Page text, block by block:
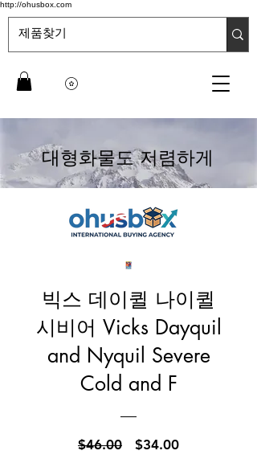
http://ohusbox.com
대형화물도 저렴하게
빅스 데이퀼 나이퀼
시비어 Vicks Dayquil
and Nyquil Severe
Cold and F
$46.00
일
$34.00할